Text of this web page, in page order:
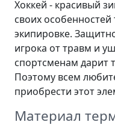
Хоккей - красивый
своих
экипировке.
игрока от травм и
спортсменам дарит
Поэтому всем
приобрести этот
Материал